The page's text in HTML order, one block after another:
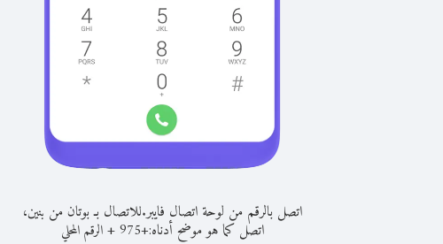
اتصل بالرقم من لوحة اتصال فايبر.للاتصال بـ بوتان من بنين،
اتصل كما هو موضح أدناه:+
975
+الرقم المحلي